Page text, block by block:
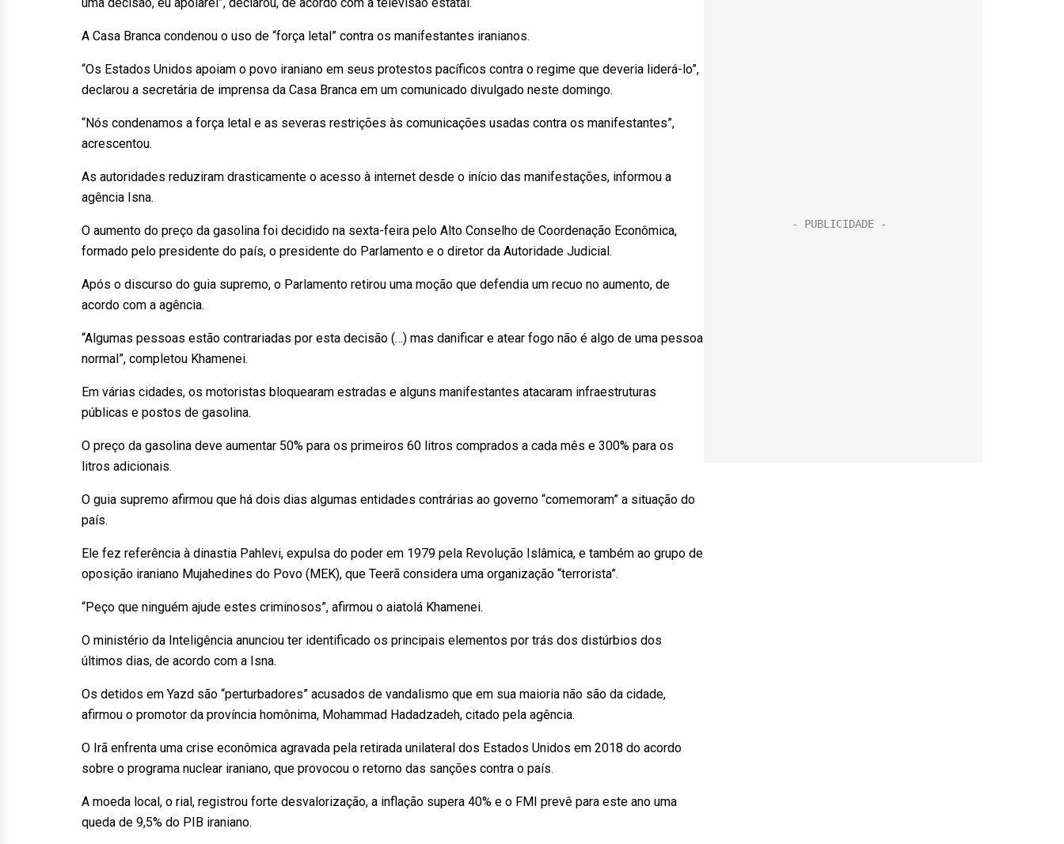
A Casa Branca condenou o uso de “força letal” contra os manifestantes iranianos.
“Os Estados Unidos apoiam o povo iraniano em seus protestos pacíficos contra o regime que deveria liderá-lo”,
declarou a secretária de imprensa da Casa Branca em um comunicado divulgado neste domingo.
“Nós condenamos a força letal e as severas restrições às comunicações usadas contra os manifestantes”,
acrescentou.
As autoridades reduziram drasticamente o acesso à internet desde o início das manifestações, informou a
agência Isna.
O aumento do preço da gasolina foi decidido na sexta-feira pelo Alto Conselho de Coordenação Econômica,
formado pelo presidente do país, o presidente do Parlamento e o diretor da Autoridade Judicial.
Após o discurso do guia supremo, o Parlamento retirou uma moção que defendia um recuo no aumento, de
acordo com a agência.
“Algumas pessoas estão contrariadas por esta decisão (…) mas danificar e atear fogo não é algo de uma pessoa
normal”, completou Khamenei.
Em várias cidades, os motoristas bloquearam estradas e alguns manifestantes atacaram infraestruturas
públicas e postos de gasolina.
O preço da gasolina deve aumentar 50% para os primeiros 60 litros comprados a cada mês e 300% para os
litros adicionais.
O guia supremo afirmou que há dois dias algumas entidades contrárias ao governo “comemoram” a situação do
país.
Ele fez referência à dinastia Pahlevi, expulsa do poder em 1979 pela Revolução Islâmica, e também ao grupo de
oposição iraniano Mujahedines do Povo (MEK), que Teerã considera uma organização “terrorista”.
“Peço que ninguém ajude estes criminosos”, afirmou o aiatolá Khamenei.
O ministério da Inteligência anunciou ter identificado os principais elementos por trás dos distúrbios dos
últimos dias, de acordo com a Isna.
Os detidos em Yazd são “perturbadores” acusados de vandalismo que em sua maioria não são da cidade,
afirmou o promotor da província homônima, Mohammad Hadadzadeh, citado pela agência.
O Irã enfrenta uma crise econômica agravada pela retirada unilateral dos Estados Unidos em 2018 do acordo
sobre o programa nuclear iraniano, que provocou o retorno das sanções contra o país.
A moeda local, o rial, registrou forte desvalorização, a inflação supera 40% e o FMI prevê para este ano uma
queda de 9,5% do PIB iraniano.